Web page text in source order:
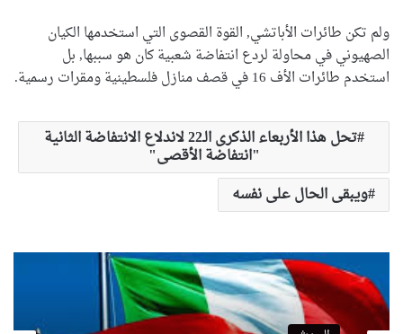
ولم تكن طائرات الأباتشي, القوة القصوى التي استخدمها الكيان
الصهيوني في محاولة لردع انتفاضة شعبية كان هو سببها, بل
استخدم طائرات الأف 16 في قصف منازل فلسطينية ومقرات رسمية.
تحل هذا الأربعاء الذكرى الـ22 لاندلاع الانتفاضة الثانية
"انتفاضة الأقصى"
ويبقى الحال على نفسه